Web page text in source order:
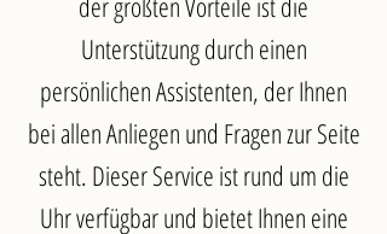
Unterstützung durch einen
persönlichen Assistenten, der Ihnen
bei allen Anliegen und Fragen zur Seite
steht. Dieser Service ist rund um die
Uhr verfügbar und bietet Ihnen eine